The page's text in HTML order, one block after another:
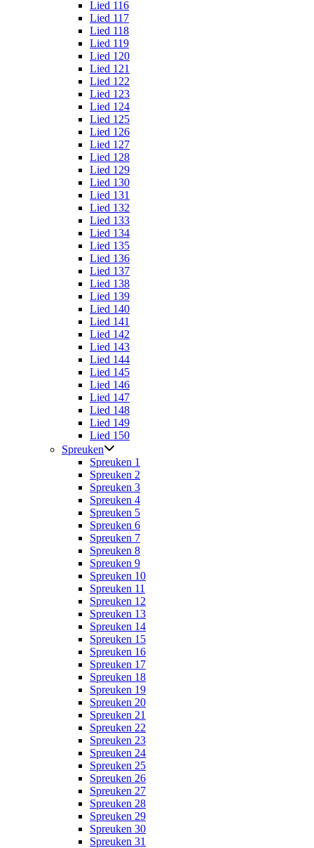
Lied 116
Lied 117
Lied 118
Lied 119
Lied 120
Lied 121
Lied 122
Lied 123
Lied 124
Lied 125
Lied 126
Lied 127
Lied 128
Lied 129
Lied 130
Lied 131
Lied 132
Lied 133
Lied 134
Lied 135
Lied 136
Lied 137
Lied 138
Lied 139
Lied 140
Lied 141
Lied 142
Lied 143
Lied 144
Lied 145
Lied 146
Lied 147
Lied 148
Lied 149
Lied 150
Spreuken
Spreuken 1
Spreuken 2
Spreuken 3
Spreuken 4
Spreuken 5
Spreuken 6
Spreuken 7
Spreuken 8
Spreuken 9
Spreuken 10
Spreuken 11
Spreuken 12
Spreuken 13
Spreuken 14
Spreuken 15
Spreuken 16
Spreuken 17
Spreuken 18
Spreuken 19
Spreuken 20
Spreuken 21
Spreuken 22
Spreuken 23
Spreuken 24
Spreuken 25
Spreuken 26
Spreuken 27
Spreuken 28
Spreuken 29
Spreuken 30
Spreuken 31